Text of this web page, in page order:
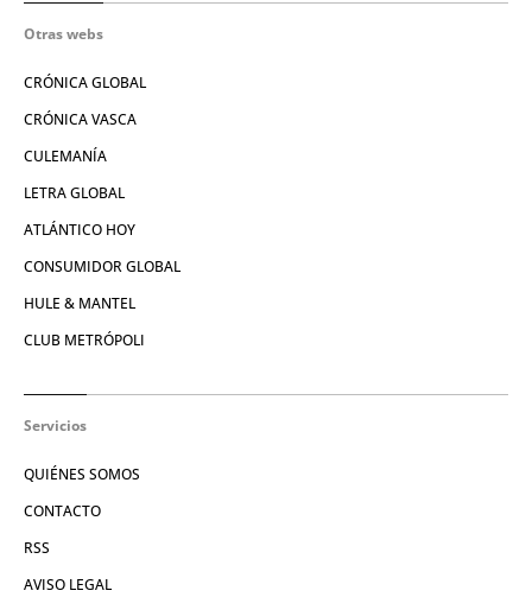
Otras webs
CRÓNICA GLOBAL
CRÓNICA VASCA
CULEMANÍA
LETRA GLOBAL
ATLÁNTICO HOY
CONSUMIDOR GLOBAL
HULE & MANTEL
CLUB METRÓPOLI
Servicios
QUIÉNES SOMOS
CONTACTO
RSS
AVISO LEGAL